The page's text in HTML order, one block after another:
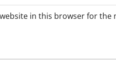
in this browser for the